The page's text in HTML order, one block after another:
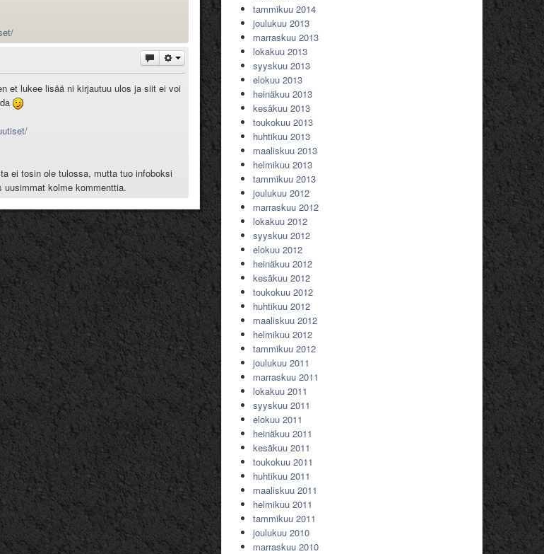
et lukee lisää ni kirjautuu ulos ja siit ei voi
ei tosin ole tulossa, mutta tuo infoboksi
kolme kommenttia.
tammikuu 2014
joulukuu 2013
marraskuu 2013
lokakuu 2013
syyskuu 2013
elokuu 2013
heinäkuu 2013
kesäkuu 2013
toukokuu 2013
huhtikuu 2013
maaliskuu 2013
helmikuu 2013
tammikuu 2013
joulukuu 2012
marraskuu 2012
lokakuu 2012
syyskuu 2012
elokuu 2012
heinäkuu 2012
kesäkuu 2012
toukokuu 2012
huhtikuu 2012
maaliskuu 2012
helmikuu 2012
tammikuu 2012
joulukuu 2011
marraskuu 2011
lokakuu 2011
syyskuu 2011
elokuu 2011
heinäkuu 2011
kesäkuu 2011
toukokuu 2011
huhtikuu 2011
maaliskuu 2011
helmikuu 2011
tammikuu 2011
joulukuu 2010
marraskuu 2010